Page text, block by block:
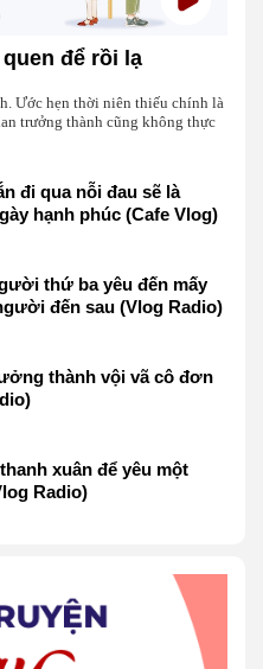
để rồi lạ
Ước hẹn thời niên thiếu chính là
trưởng thành cũng không thực
đi qua nỗi đau sẽ là
hạnh phúc (Cafe Vlog)
thứ ba yêu đến mấy
đến sau (Vlog Radio)
thành vội vã cô đơn
xuân để yêu một
Radio)